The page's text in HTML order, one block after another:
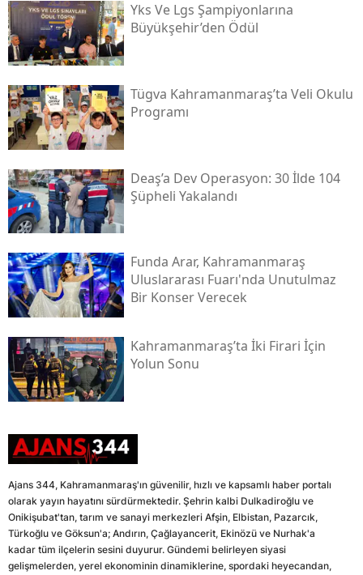
Yks Ve Lgs Şampiyonlarına
Büyükşehir’den Ödül
Tügva Kahramanmaraş’ta Veli Okulu
Programı
Deaş’a Dev Operasyon: 30 İlde 104
Şüpheli Yakalandı
Funda Arar, Kahramanmaraş
Uluslararası Fuarı'nda Unutulmaz
Bir Konser Verecek
Kahramanmaraş’ta İki Firari İçin
Yolun Sonu
Ajans 344, Kahramanmaraş'ın güvenilir, hızlı ve kapsamlı haber portalı
olarak yayın hayatını sürdürmektedir. Şehrin kalbi Dulkadiroğlu ve
Onikişubat'tan, tarım ve sanayi merkezleri Afşin, Elbistan, Pazarcık,
Türkoğlu ve Göksun'a; Andırın, Çağlayancerit, Ekinözü ve Nurhak'a
kadar tüm ilçelerin sesini duyurur. Gündemi belirleyen siyasi
gelişmelerden, yerel ekonominin dinamiklerine, spordaki heyecandan,